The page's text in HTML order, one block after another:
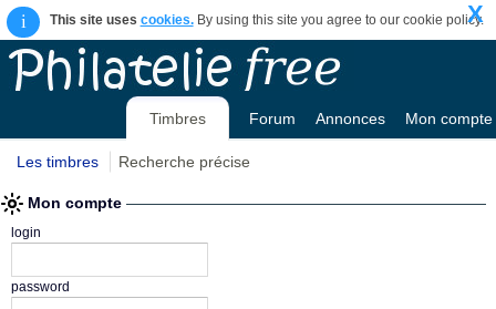
i This site uses cookies.By using this site you agree to our cookie policy.
X
Timbres Forum Annonces Mon compte
Les timbres Recherche précise
Mon compte
login
password